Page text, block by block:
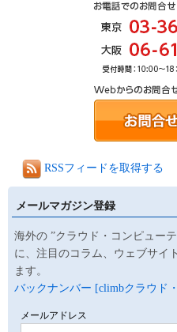
RSSフィードを取得する
メールマガジン登録
海外の ”クラウド・コンピュー
に、注目のコラム、ウェブサイ
ます。
バックナンバー [climbクラウド